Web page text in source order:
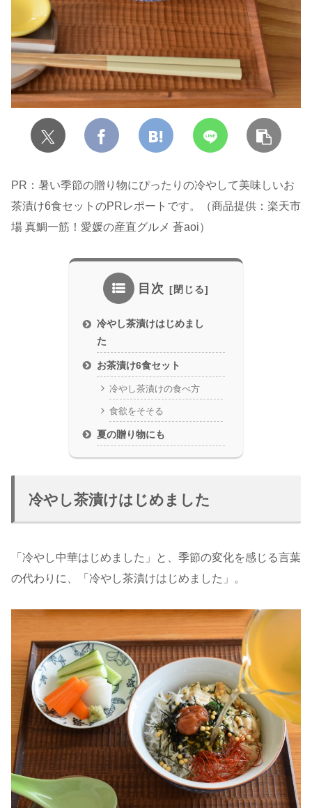
PR：暑い季節の贈り物にぴったりの冷やして美味しいお
茶漬け6食セットのPRレポートです。（商品提供：楽天市
場 真鯛一筋！愛媛の産直グルメ 蒼aoi）
目次
冷やし茶漬けはじめまし
た
お茶漬け6食セット
冷やし茶漬けの食べ方
食欲をそそる
夏の贈り物にも
冷やし茶漬けはじめました
「冷やし中華はじめました」と、季節の変化を感じる言葉
の代わりに、「冷やし茶漬けはじめました」。